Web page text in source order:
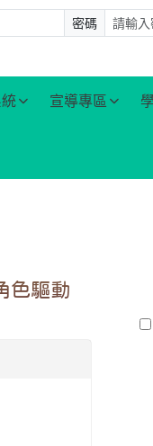
密碼
宣導專區
色驅動